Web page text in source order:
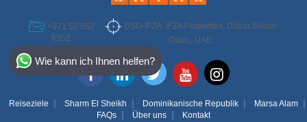
+971 50 950
6952
DSO-IFZA, IFZA Properties, Dubai Silicon
Oasis, UAE
Reiseziele Sharm El Sheikh Dominikanische Republik
Marsa Alam
FAQs
Über uns Kontakt
Wie kann ich Ihnen helfen?
Select Destination
Bahamas